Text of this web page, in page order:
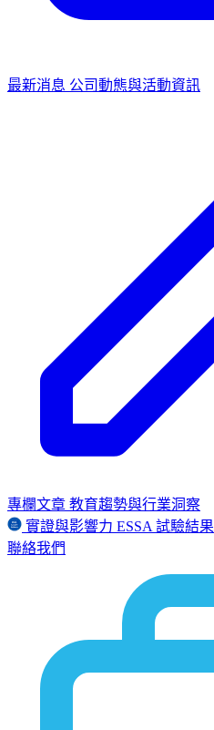
最新消息 公司動態與活動資訊
專欄文章 教育趨勢與行業洞察
實證與影響力 ESSA 試驗結
聯絡我們